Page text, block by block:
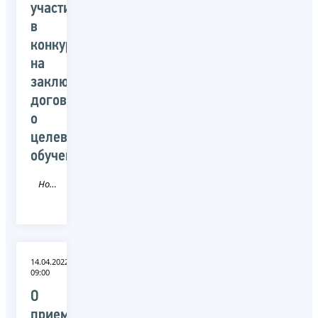
участия
в
конкурсе
на
заключение
договора
о
целевом
обучении
Новость
14.04.2022
09:00
О